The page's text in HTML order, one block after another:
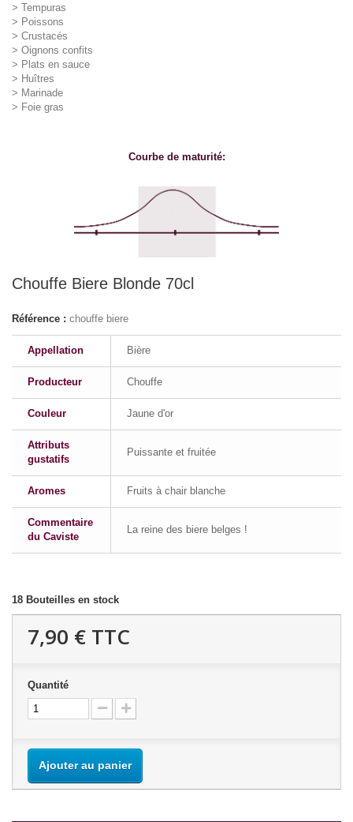
> Tempuras
> Poissons
> Crustacés
> Oignons confits
> Plats en sauce
> Huîtres
> Marinade
> Foie gras
Courbe de maturité:
Chouffe Biere Blonde 70cl
Référence : chouffe biere
Appellation Bière
Producteur Chouffe
Couleur Jaune d'or
Attributs
gustatifs
Puissante et fruitée
Aromes Fruits à chair blanche
Commentaire
du Caviste
La reine des biere belges !
18 Bouteilles en stock
7,90 € TTC
Quantité
Ajouter au panier